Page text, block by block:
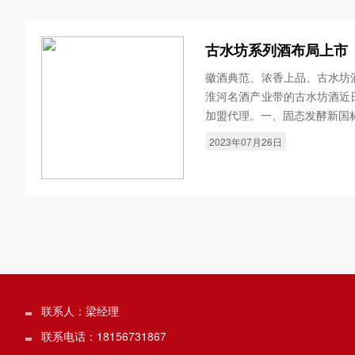
古水坊系列酒布局上市
徽酒典范、浓香上品、古水
淮河名酒产业带的古水坊酒
加盟代理。一、固态发酵新
2023年07月26日
联系人：梁经理
联系电话：18156731867